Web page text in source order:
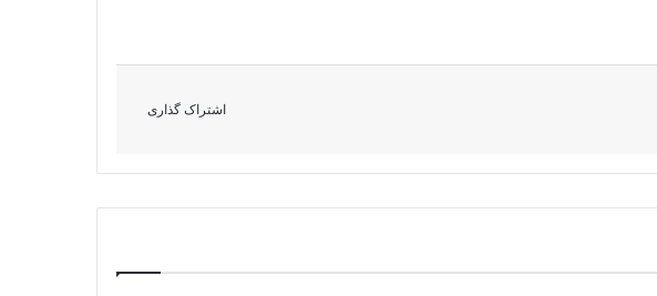
اشتراک گذاری